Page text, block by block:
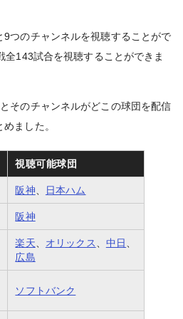
つのチャンネルを視聴することがで
全143試合を視聴することができま
そのチャンネルがどこの球団を配信
ました。
視聴可能球団
阪神 日本ハム
阪神
楽天 オリックス 中日
広島
ソフトバンク